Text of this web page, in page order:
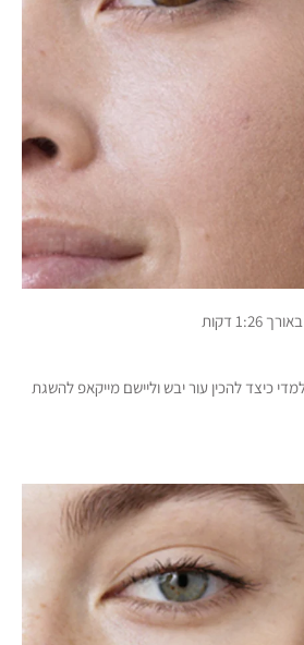
דקות
כיצד להכין עור יבש וליישם מייקאפ להשגת